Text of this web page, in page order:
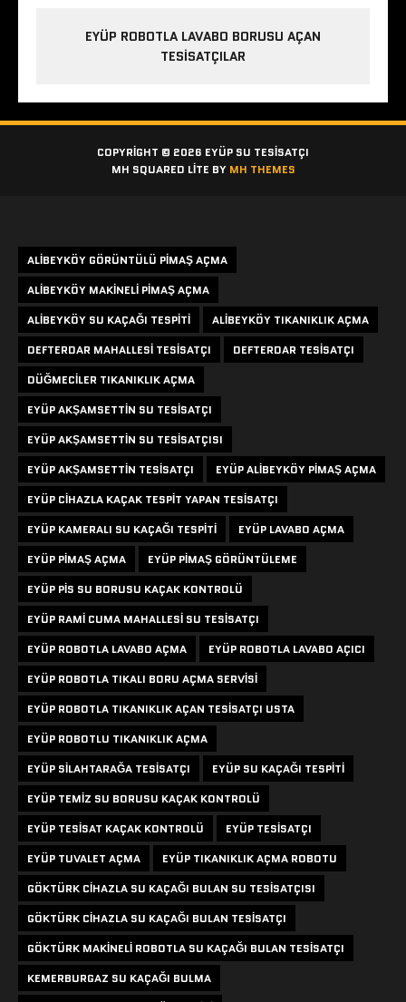
EYÜP ROBOTLA LAVABO BORUSU AÇAN
TESISATÇILAR
COPYRIGHT © 2026 EYÜP SU TESISATÇI
MH SQUARED LITE BY MH THEMES
ALIBEYKÖY GÖRÜNTÜLÜ PIMAŞ AÇMA
ALIBEYKÖY MAKINELI PIMAŞ AÇMA
ALIBEYKÖY SU KAÇAĞI TESPITI
ALIBEYKÖY TIKANIKLIK AÇMA
DEFTERDAR MAHALLESI TESISATÇI
DEFTERDAR TESISATÇI
DÜĞMECILER TIKANIKLIK AÇMA
EYÜP AKŞAMSETTIN SU TESISATÇI
EYÜP AKŞAMSETTIN SU TESISATÇISI
EYÜP AKŞAMSETTIN TESISATÇI
EYÜP ALIBEYKÖY PIMAŞ AÇMA
EYÜP CIHAZLA KAÇAK TESPIT YAPAN TESISATÇI
EYÜP KAMERALI SU KAÇAĞI TESPITI
EYÜP LAVABO AÇMA
EYÜP PIMAŞ AÇMA
EYÜP PIMAŞ GÖRÜNTÜLEME
EYÜP PIS SU BORUSU KAÇAK KONTROLÜ
EYÜP RAMI CUMA MAHALLESI SU TESISATÇI
EYÜP ROBOTLA LAVABO AÇMA
EYÜP ROBOTLA LAVABO AÇICI
EYÜP ROBOTLA TIKALI BORU AÇMA SERVISI
EYÜP ROBOTLA TIKANIKLIK AÇAN TESISATÇI USTA
EYÜP ROBOTLU TIKANIKLIK AÇMA
EYÜP SILAHTARAĞA TESISATÇI
EYÜP SU KAÇAĞI TESPITI
EYÜP TEMIZ SU BORUSU KAÇAK KONTROLÜ
EYÜP TESISAT KAÇAK KONTROLÜ
EYÜP TESISATÇI
EYÜP TUVALET AÇMA
EYÜP TIKANIKLIK AÇMA ROBOTU
GÖKTÜRK CIHAZLA SU KAÇAĞI BULAN SU TESISATÇISI
GÖKTÜRK CIHAZLA SU KAÇAĞI BULAN TESISATÇI
GÖKTÜRK MAKINELI ROBOTLA SU KAÇAĞI BULAN TESISATÇI
KEMERBURGAZ SU KAÇAĞI BULMA